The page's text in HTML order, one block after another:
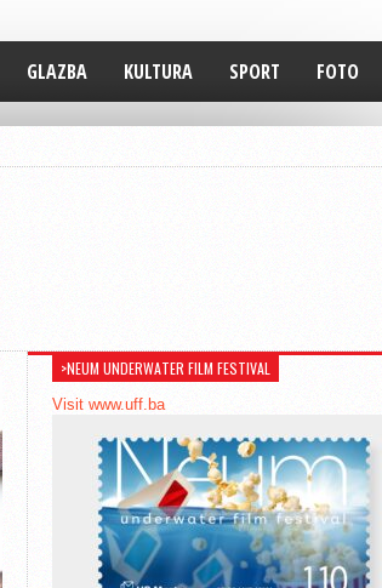
GLAZBA KULTURA SPORT FOTO
>NEUM UNDERWATER FILM FESTIVAL
Visit www.uff.ba